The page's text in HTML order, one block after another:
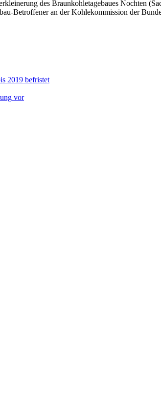
des Braunkohletagebaues Nochten
Betroffener an der Kohlekommission der
2019 befristet
vor